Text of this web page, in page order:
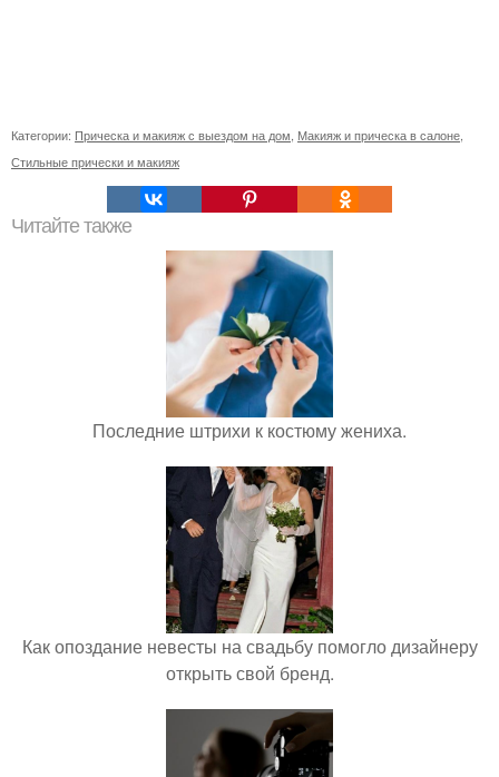
Категории: Прическа и макияж с выездом на дом Макияж и прическа в салоне
Стильные прически и макияж
Читайте также
Последние штрихи к костюму жениха.
Как опоздание невесты на свадьбу помогло дизайнеру
открыть свой бренд.